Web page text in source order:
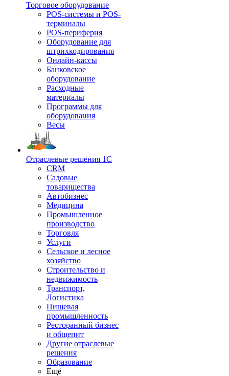
Торговое оборудование
POS-системы и POS-
терминалы
POS-периферия
Оборудование для
штрихкодирования
Онлайн-кассы
Банковское
оборудование
Расходные
материалы
Программы для
оборудования
Весы
Отраслевые решения 1С
CRM
Садовые
товарищества
Автобизнес
Медицина
Промышленное
производство
Торговля
Услуги
Сельское и лесное
хозяйство
Строительство и
недвижимость
Транспорт,
Логистика
Пищевая
промышленность
Ресторанный бизнес
и общепит
Другие отраслевые
решения
Образование
Ещё